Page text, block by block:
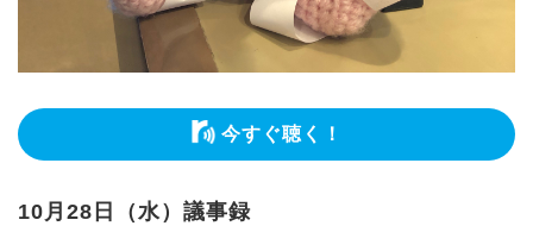
今すぐ聴く！
10月28日（水）議事録